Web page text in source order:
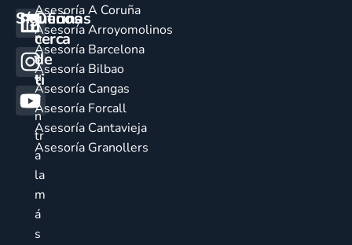
Síguenos
Oficinas
cerca
de
ti
E
n
c
u
e
n
tr
a
la
m
á
s
Asesoría A Coruña
Asesoría Arroyomolinos
Asesoría Barcelona
Asesoría Bilbao
Asesoría Cangas
Asesoría Forcall
Asesoría Cantavieja
Asesoría Granollers